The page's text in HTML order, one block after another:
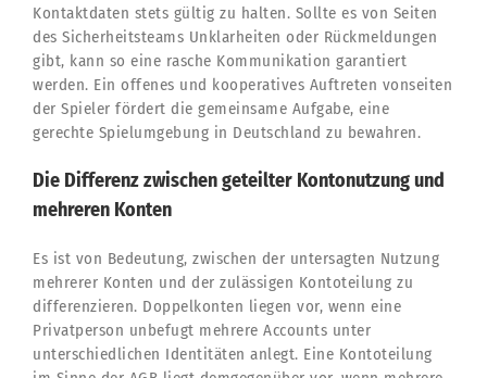
Kontaktdaten stets gültig zu halten. Sollte es von Seiten
des Sicherheitsteams Unklarheiten oder Rückmeldungen
gibt, kann so eine rasche Kommunikation garantiert
werden. Ein offenes und kooperatives Auftreten vonseiten
der Spieler fördert die gemeinsame Aufgabe, eine
gerechte Spielumgebung in Deutschland zu bewahren.
Die Differenz zwischen geteilter Kontonutzung und
mehreren Konten
Es ist von Bedeutung, zwischen der untersagten Nutzung
mehrerer Konten und der zulässigen Kontoteilung zu
differenzieren. Doppelkonten liegen vor, wenn eine
Privatperson unbefugt mehrere Accounts unter
unterschiedlichen Identitäten anlegt. Eine Kontoteilung